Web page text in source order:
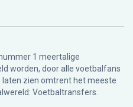
1 meertalige
worden, door alle voetbalfans
zien omtrent het meeste
Voetbaltransfers.